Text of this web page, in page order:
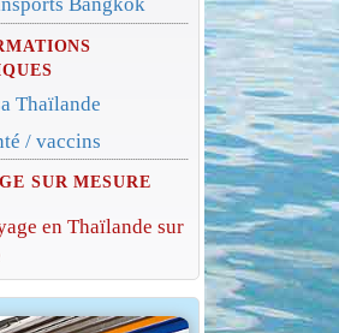
Bangkok
Thaïlande
/ vaccins
SUR MESURE
en Thaïlande sur